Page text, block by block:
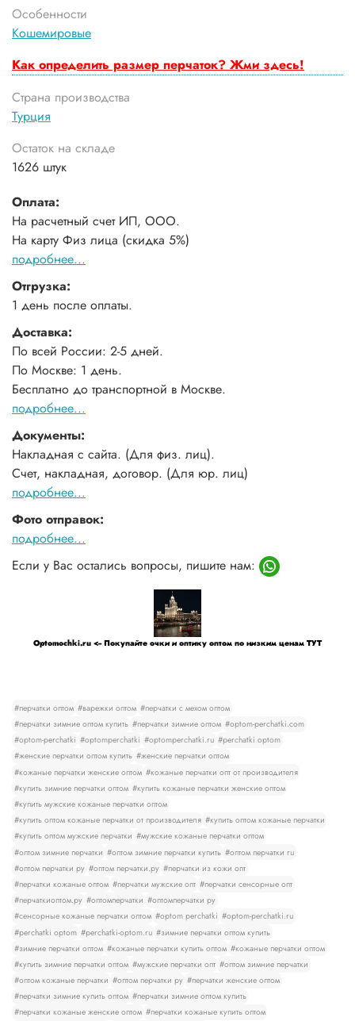
Особенности
Кошемировые
Как определить размер перчаток? Жми здесь!
Страна производства
Турция
Остаток на складе
1626 штук
Оплата:
На расчетный счет ИП, ООО.
На карту Физ лица (скидка 5%)
подробнее...
Отгрузка:
1 день после оплаты.
Доставка:
По всей России: 2-5 дней.
По Москве: 1 день.
Бесплатно до транспортной в Москве.
подробнее...
Документы:
Накладная с сайта. (Для физ. лиц).
Счет, накладная, договор. (Для юр. лиц)
подробнее...
Фото отправок:
подробнее...
Если у Вас остались вопросы, пишите нам:
Optomochki.ru <-- Покупайте очки и оптику оптом по низким ценам ТУТ
#перчатки оптом #варежки оптом #перчатки с мехом оптом
#перчатки зимние оптом купить #перчатки зимние оптом #optom-perchatki.com
#optom-perchatki #optomperchatki #optomperchatki.ru #perchatki optom
#женские перчатки оптом купить #женские перчатки оптом
#кожаные перчатки женские оптом #кожаные перчатки опт от производителя
#купить зимние перчатки оптом #купить кожаные перчатки женские оптом
#купить мужские кожаные перчатки оптом
#купить оптом кожаные перчатки от производителя #купить оптом кожаные перчатки
#купить оптом мужские перчатки #мужские кожаные перчатки оптом
#оптом зимние перчатки #оптом зимние перчатки купить #оптом перчатки ru
#оптом перчатки ру #оптом перчатки.ру #перчатки из кожи опт
#перчатки кожаные оптом #перчатки мужские опт #перчатки сенсорные опт
#перчаткиоптом.ру #оптомперчатки #оптомперчатки ру
#сенсорные кожаные перчатки оптом #optom perchatki #optom-perchatki.ru
#perchatki optom #perchatki-optom.ru #зимние перчатки оптом купить
#зимние перчатки оптом #кожаные перчатки купить оптом #кожаные перчатки оптом
#купить зимние перчатки оптом #мужские перчатки опт #оптом зимние перчатки
#оптом кожаные перчатки #оптом перчатки ру #перчатки женские оптом
#перчатки зимние купить оптом #перчатки зимние оптом купить
#перчатки кожаные женские оптом #перчатки кожаные купить оптом